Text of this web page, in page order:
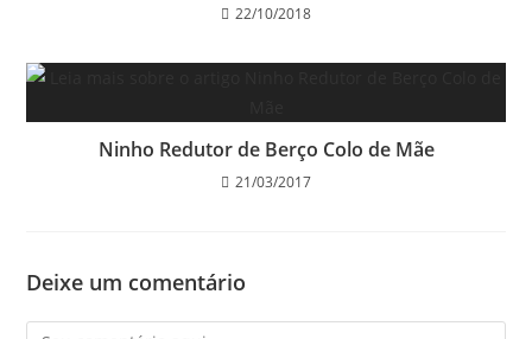
22/10/2018
Ninho Redutor de Berço Colo de Mãe
21/03/2017
Deixe um comentário